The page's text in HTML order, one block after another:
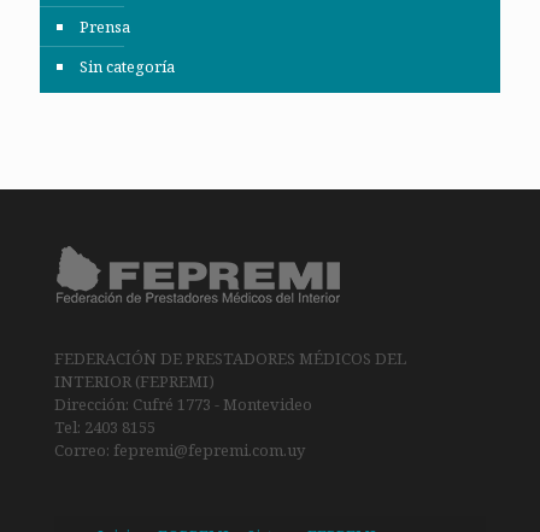
Prensa
Sin categoría
FEDERACIÓN DE PRESTADORES MÉDICOS DEL
INTERIOR (FEPREMI)
Dirección: Cufré 1773 - Montevideo
Tel: 2403 8155
Correo: fepremi@fepremi.com.uy